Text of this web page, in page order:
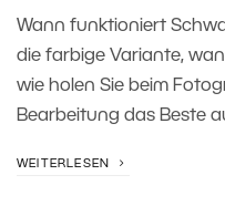
Wann funktioniert
die farbige Variante,
wie holen Sie beim
Bearbeitung das Beste
WEITERLESEN